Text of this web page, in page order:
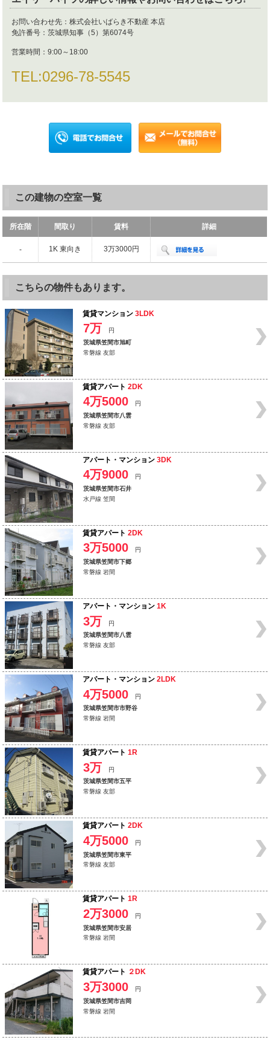
お問い合わせ先： 株式会社いばらき不動産 本店
免許番号： 茨城県知事（5）第6074号
営業時間： 9:00～18:00
TEL:0296-78-5545
この建物の空室一覧
所在階 間取り 賃料 詳細
- 1K 東向き 3万3000円
こちらの物件もあります。
賃貸マンション 3LDK
7万
円
茨城県笠間市旭町
常磐線 友部
賃貸アパート 2DK
4万5000
円
茨城県笠間市八雲
常磐線 友部
アパート・マンション 3DK
4万9000
円
茨城県笠間市石井
水戸線 笠間
賃貸アパート 2DK
3万5000
円
茨城県笠間市下郷
常磐線 岩間
アパート・マンション 1K
3万
円
茨城県笠間市八雲
常磐線 友部
アパート・マンション 2LDK
4万5000
円
茨城県笠間市市野谷
常磐線 岩間
賃貸アパート 1R
3万
円
茨城県笠間市五平
常磐線 友部
賃貸アパート 2DK
4万5000
円
茨城県笠間市東平
常磐線 友部
賃貸アパート 1R
2万3000
円
茨城県笠間市安居
常磐線 岩間
賃貸アパート ２DK
3万3000
円
茨城県笠間市吉岡
常磐線 岩間